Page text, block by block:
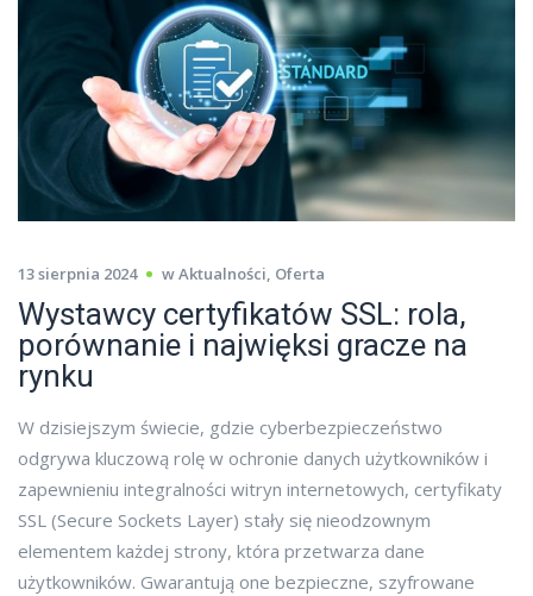
13 sierpnia 2024 wAktualności, Oferta
Wystawcy certyfikatów SSL: rola,
porównanie i najwięksi gracze na
rynku
W dzisiejszym świecie, gdzie cyberbezpieczeństwo
odgrywa kluczową rolę w ochronie danych użytkowników i
zapewnieniu integralności witryn internetowych, certyfikaty
SSL (Secure Sockets Layer) stały się nieodzownym
elementem każdej strony, która przetwarza dane
użytkowników. Gwarantują one bezpieczne, szyfrowane